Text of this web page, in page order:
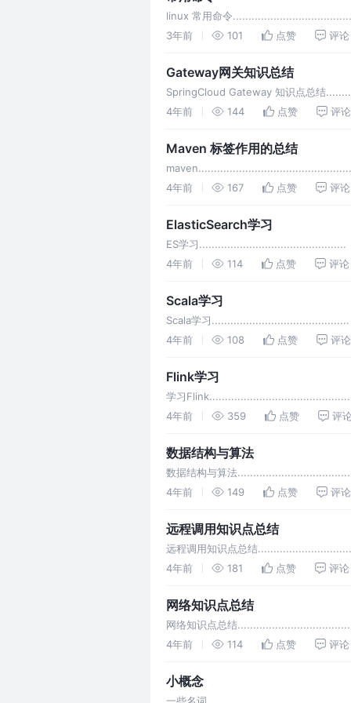
linux 常用命令
3年前
101 点赞 评论
Gateway网关知识总结
SpringCloud Gateway 知识点总结
4年前
144 点赞 评论
Maven 标签作用的总结
4年前
167 点赞 评论
ElasticSearch学习
ES学习...............................................
4年前
114 点赞 评论
Scala学习
Scala学习............................................
4年前
108 点赞 评论
Flink学习
学习
4年前
359 点赞 评
数据结构与算法
数据结构与算法
4年前
149 点赞 评论
远程调用知识点总结
远程调用知识点总结
4年前
181 点赞 评论
网络知识点总结
网络知识点总结
4年前
114 点赞 评论
小概念